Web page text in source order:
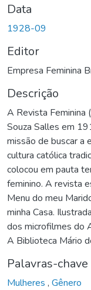
Data
1928-09
Editor
Empresa Feminina
Descrição
A Revista
Souza Salles em
missão de buscar a
cultura católica
colocou em pauta
feminino. A revista
Menu do meu
minha Casa.
dos microfilmes do
A Biblioteca Mário
Palavras-chave
Mulheres , Gênero